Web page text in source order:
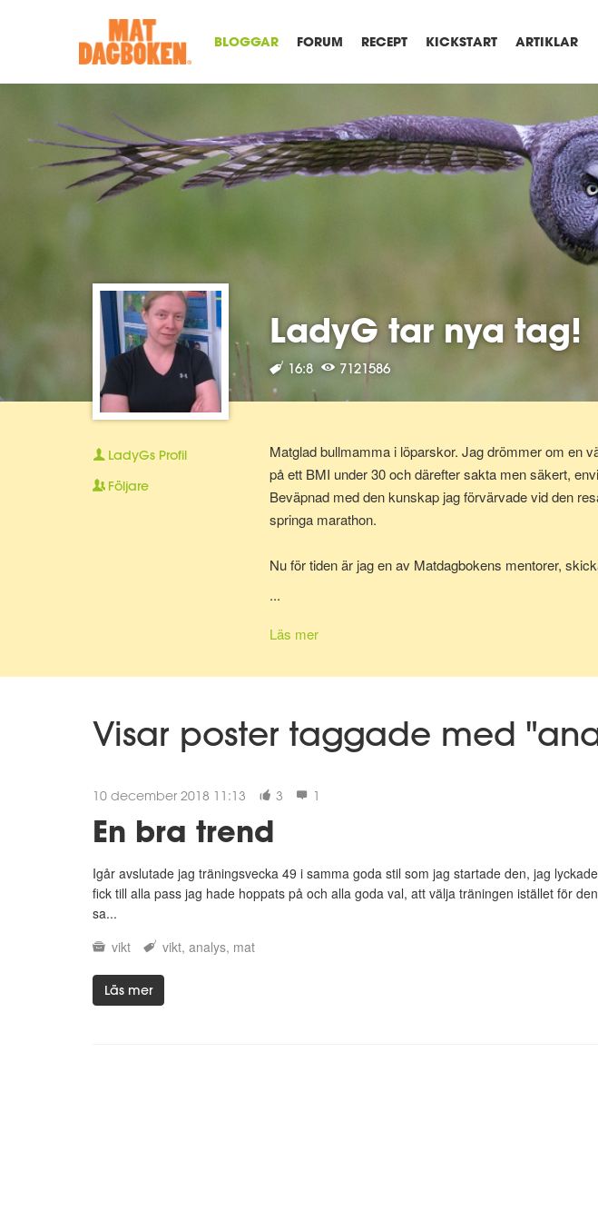
BLOGGAR FORUM RECEPT KICKSTART ARTIKLAR
LadyG tar nya tag!
16:8 7121586
Matglad bullmamma i löparskor. Jag drömmer om en
på ett BMI under 30 och därefter sakta men säkert,
Beväpnad med den kunskap jag förvärvade vid den
springa marathon.
Nu för tiden är jag en av Matdagbokens mentorer,
...
Läs mer
LadyGs Profil
Följare
Visar poster taggade med
10 december 2018 11:13 3 1
En bra trend
Igår avslutade jag träningsvecka 49 i samma goda stil som jag startade den, jag
fick till alla pass jag hade hoppats på och alla goda val, att välja träningen istället för
sa...
vikt
vikt analys mat
Läs mer